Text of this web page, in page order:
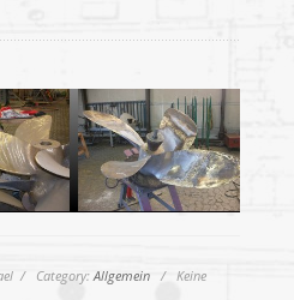
/ Category:Allgemein / Keine